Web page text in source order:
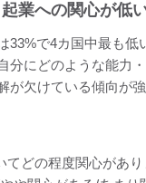
業への関心が低
33%で4カ国中最も
分にどのような能力
が欠けている傾向が
どの程度関心があり